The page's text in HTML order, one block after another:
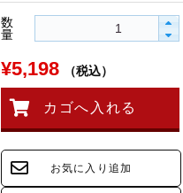
数
量
¥5,198 （税込）